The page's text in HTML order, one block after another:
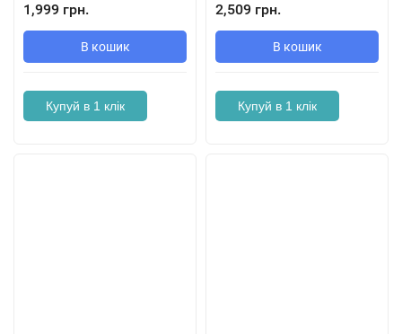
1,999 грн.
В кошик
Купуй в 1 клік
2,509 грн.
В кошик
Купуй в 1 клік